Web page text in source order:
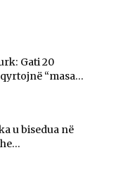
​​Gati 20
“masa...
u bisedua në